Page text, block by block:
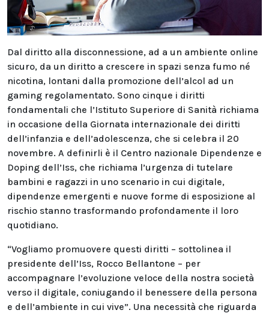
Dal diritto alla disconnessione, ad a un ambiente online
sicuro, da un diritto a crescere in spazi senza fumo né
nicotina, lontani dalla promozione dell’alcol ad un
gaming regolamentato. Sono cinque i diritti
fondamentali che l’Istituto Superiore di Sanità richiama
in occasione della Giornata internazionale dei diritti
dell’infanzia e dell’adolescenza, che si celebra il 20
novembre. A definirli è il Centro nazionale Dipendenze e
Doping dell’Iss, che richiama l’urgenza di tutelare
bambini e ragazzi in uno scenario in cui digitale,
dipendenze emergenti e nuove forme di esposizione al
rischio stanno trasformando profondamente il loro
quotidiano.
“Vogliamo promuovere questi diritti – sottolinea il
presidente dell’Iss, Rocco Bellantone – per
accompagnare l’evoluzione veloce della nostra società
verso il digitale, coniugando il benessere della persona
e dell’ambiente in cui vive”. Una necessità che riguarda